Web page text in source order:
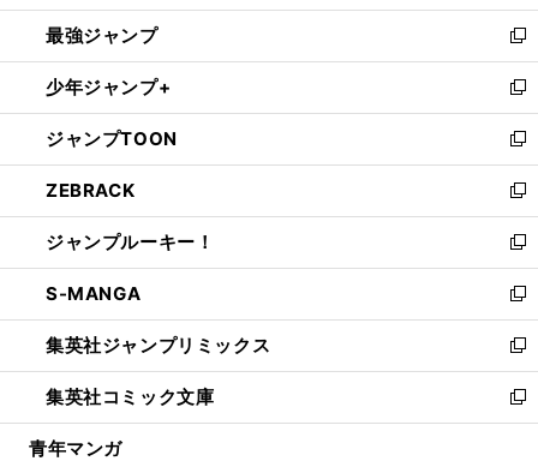
ン
ド
ウ
で
開
く
ウ
ィ
ン
ド
ウ
で
開
く
し
い
ウ
ィ
ン
ド
ウ
で
開
く
最強ジャンプ
新
し
い
ウ
ィ
ン
ド
ウ
で
開
く
少年ジャンプ+
新
し
い
ウ
ィ
ン
ド
ウ
で
開
く
ジャンプTOON
新
し
い
ウ
ィ
ン
ド
ウ
で
開
く
ZEBRACK
新
し
い
ウ
ィ
ン
ド
ウ
で
開
ジャンプルーキー！
新
し
い
ウ
ィ
ン
ド
ウ
S-MANGA
新
し
い
ウ
ィ
ン
集英社ジャンプリミックス
新
し
い
ウ
集英社コミック文庫
新
し
青年マンガ